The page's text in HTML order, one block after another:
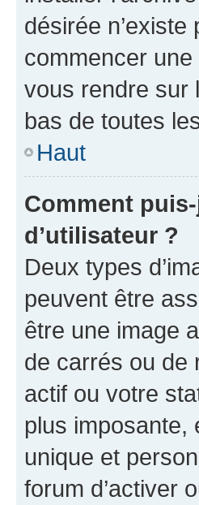
désirée
commencer
vous rendre sur
bas de toutes
Haut
Comment
d’utilisateur ?
Deux types
peuvent être
être une image
de carrés ou de
actif ou votre
plus imposante,
unique et
forum d’activer